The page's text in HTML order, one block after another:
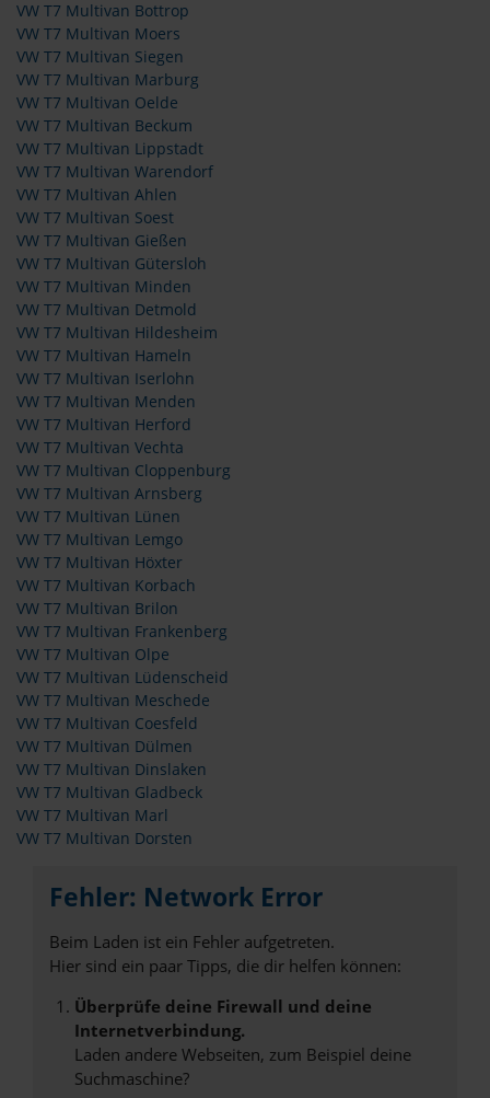
VW T7 Multivan Bottrop
VW T7 Multivan Moers
VW T7 Multivan Siegen
VW T7 Multivan Marburg
VW T7 Multivan Oelde
VW T7 Multivan Beckum
VW T7 Multivan Lippstadt
VW T7 Multivan Warendorf
VW T7 Multivan Ahlen
VW T7 Multivan Soest
VW T7 Multivan Gießen
VW T7 Multivan Gütersloh
VW T7 Multivan Minden
VW T7 Multivan Detmold
VW T7 Multivan Hildesheim
VW T7 Multivan Hameln
VW T7 Multivan Iserlohn
VW T7 Multivan Menden
VW T7 Multivan Herford
VW T7 Multivan Vechta
VW T7 Multivan Cloppenburg
VW T7 Multivan Arnsberg
VW T7 Multivan Lünen
VW T7 Multivan Lemgo
VW T7 Multivan Höxter
VW T7 Multivan Korbach
VW T7 Multivan Brilon
VW T7 Multivan Frankenberg
VW T7 Multivan Olpe
VW T7 Multivan Lüdenscheid
VW T7 Multivan Meschede
VW T7 Multivan Coesfeld
VW T7 Multivan Dülmen
VW T7 Multivan Dinslaken
VW T7 Multivan Gladbeck
VW T7 Multivan Marl
VW T7 Multivan Dorsten
Fehler: Network Error
Beim Laden ist ein Fehler aufgetreten.
Hier sind ein paar Tipps, die dir helfen können:
Überprüfe deine Firewall und deine
Internetverbindung.
Laden andere Webseiten, zum Beispiel deine
Suchmaschine?